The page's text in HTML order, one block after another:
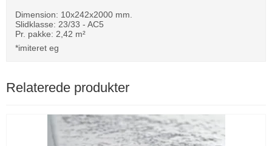
Dimension: 10x242x2000 mm.
Slidklasse: 23/33 - AC5
Pr. pakke: 2,42 m²
*imiteret eg
Relaterede produkter